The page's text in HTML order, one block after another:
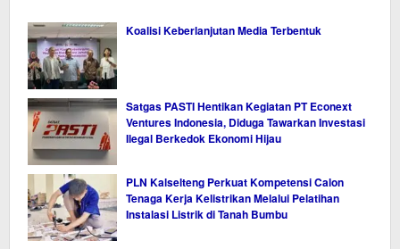
Koalisi Keberlanjutan Media Terbentuk
Satgas PASTI Hentikan Kegiatan PT Econext
Ventures Indonesia, Diduga Tawarkan Investasi
Ilegal Berkedok Ekonomi Hijau
PLN Kalselteng Perkuat Kompetensi Calon
Tenaga Kerja Kelistrikan Melalui Pelatihan
Instalasi Listrik di Tanah Bumbu